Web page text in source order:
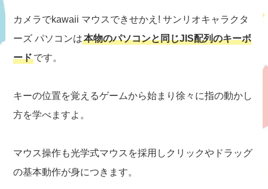
カメラでkawaii マウスできせかえ! サンリオキャラクタ
ーズ パソコンは本物のパソコンと同じJIS配列のキーボ
ードです。
キーの位置を覚えるゲームから始まり徐々に指の動かし
方を学べますよ。
マウス操作も光学式マウスを採用しクリックやドラッグ
の基本動作が身につきます。